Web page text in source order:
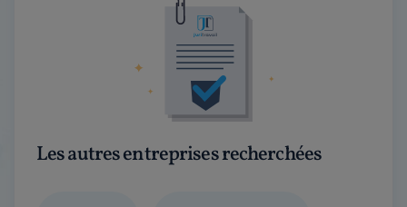
Les autres entreprises recherchées